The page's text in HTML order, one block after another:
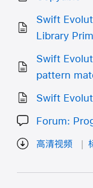
Swift
Library
Swift
pattern
Swift
Forum:
高清视频